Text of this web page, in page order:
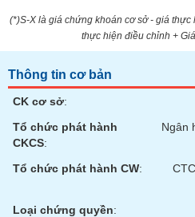
(*)S-X là giá chứng khoán cơ sở - giá
thực hiện điều chỉnh +
Thông tin cơ bản
CK cơ sở:
Tổ chức phát hành
CKCS:
Ngân
Tổ chức phát hành CW:
Loại chứng quyền:
thông
chính
Dữ
liệu